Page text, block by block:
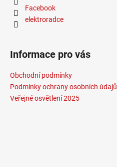
Facebook
elektroradce
Informace pro vás
Obchodní podmínky
Podmínky ochrany osobních údajů
Veřejné osvětlení 2025